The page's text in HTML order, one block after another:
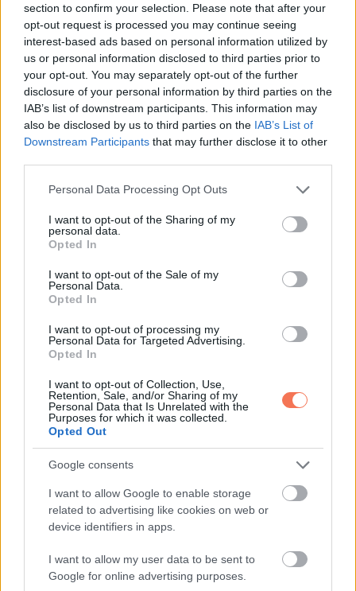
section to confirm your selection. Please note that after your
opt-out request is processed you may continue seeing
interest-based ads based on personal information utilized by
us or personal information disclosed to third parties prior to
your opt-out. You may separately opt-out of the further
disclosure of your personal information by third parties on the
IAB’s list of downstream participants. This information may
also be disclosed by us to third parties on the IAB’s List of
Downstream Participants that may further disclose it to other
Please note that this website/app uses one or more Google
not limited to your visit or usage behaviour. You may click to
grant or deny consent to Google and its third-party tags to
use your data for below specified purposes in below Google
consent section.
Personal Data Processing Opt Outs
I want to opt-out of the Sharing of my
personal data.
Opted In
I want to opt-out of the Sale of my
Personal Data.
Opted In
I want to opt-out of processing my
Personal Data for Targeted Advertising.
Opted In
I want to opt-out of Collection, Use,
Retention, Sale, and/or Sharing of my
Personal Data that Is Unrelated with the
Purposes for which it was collected.
Opted Out
Google consents
I want to allow Google to enable storage
related to advertising like cookies on web or
device identifiers in apps.
I want to allow my user data to be sent to
Google for online advertising purposes.
16 online vásárlás, ami ablakon kidobott
pénz volt
KÖVETKEZŐ POSZT
VICC: A féltékeny feleség egy cetlit talál a
férje zsebében
További bejegyzések